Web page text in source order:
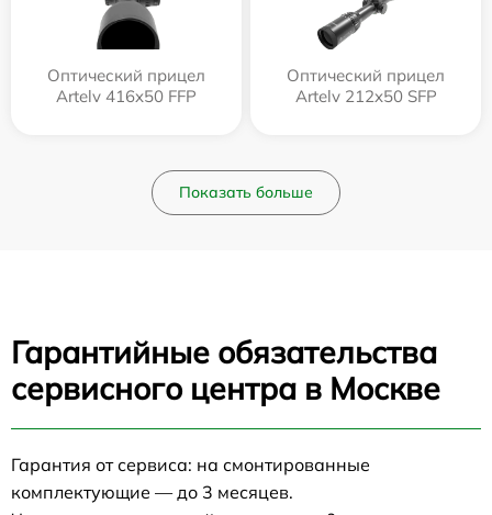
Оптический прицел
Artelv 416x50 FFP
Оптический прицел
Artelv 212x50 SFP
Показать больше
Гарантийные обязательства
сервисного центра в Москве
Гарантия от сервиса: на смонтированные
комплектующие — до 3 месяцев.